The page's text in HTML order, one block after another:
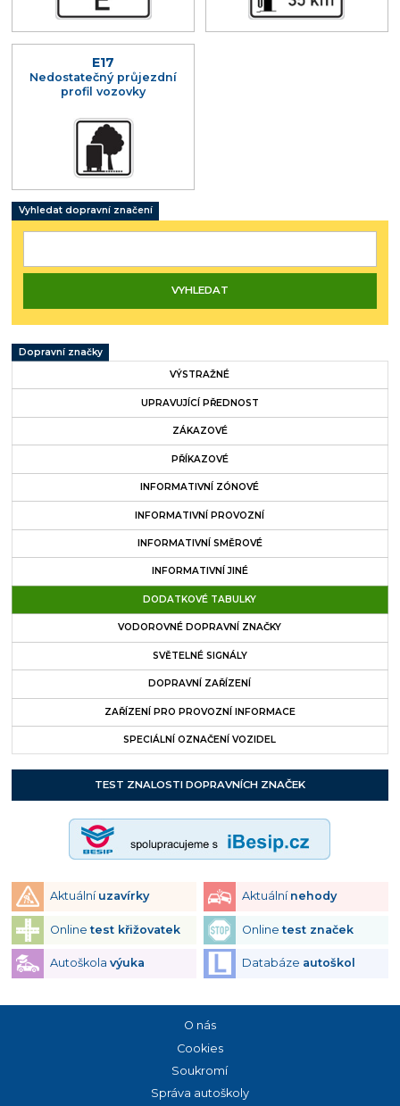
E17
Nedostatečný průjezdní
profil vozovky
Vyhledat dopravní značení
Dopravní značky
VÝSTRAŽNÉ
UPRAVUJÍCÍ PŘEDNOST
ZÁKAZOVÉ
PŘÍKAZOVÉ
INFORMATIVNÍ ZÓNOVÉ
INFORMATIVNÍ PROVOZNÍ
INFORMATIVNÍ SMĚROVÉ
INFORMATIVNÍ JINÉ
DODATKOVÉ TABULKY
VODOROVNÉ DOPRAVNÍ ZNAČKY
SVĚTELNÉ SIGNÁLY
DOPRAVNÍ ZAŘÍZENÍ
ZAŘÍZENÍ PRO PROVOZNÍ INFORMACE
SPECIÁLNÍ OZNAČENÍ VOZIDEL
TEST ZNALOSTI DOPRAVNÍCH ZNAČEK
Aktuální uzavírky Aktuální nehody
Onlinetest křižovatek Onlinetest značek
Autoškola výuka Databáze autoškol
O nás
Cookies
Soukromí
Správa autoškoly